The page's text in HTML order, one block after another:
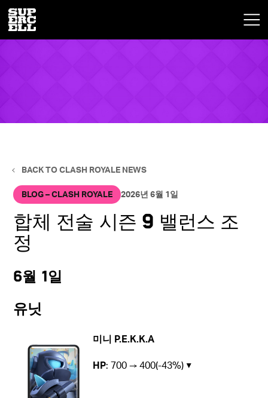
BACK TO CLASH ROYALE NEWS
BLOG – CLASH ROYALE 2026년 6월 1일
합체 전술 시즌 9 밸런스 조
정
6월 1일
유닛
미니 P.E.K.K.A
HP: 700 → 400(-43%) ▼